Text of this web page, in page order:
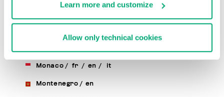
Learn more and customize
Allow only technical cookies
Monaco / fr / en / it
Montenegro / en